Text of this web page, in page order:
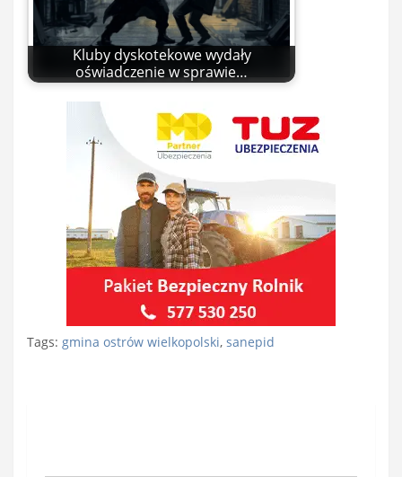
Kluby dyskotekowe wydały
oświadczenie w sprawie…
Tags: gmina ostrów wielkopolski, sanepid